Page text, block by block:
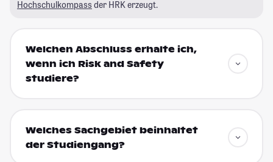
Hochschulkompass der HRK erzeugt.
Welchen Abschluss erhalte ich,
wenn ich Risk and Safety
studiere?
Welches Sachgebiet beinhaltet
der Studiengang?